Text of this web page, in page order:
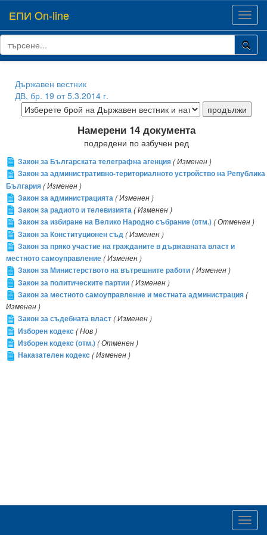
ЕПИ On-line
Държавен вестник
ДВ, бр. 19 от 5.3.2014 г.
Намерени 14 документа
подредени по азбучен ред
Закон за Българската телеграфна агенция( Изменен )
Закон за административно-териториалното устройство на Република
България( Изменен )
Закон за администрацията( Изменен )
Закон за радиото и телевизията( Изменен )
Закон за избиране на Велико Народно събрание (отм.)( Отменен )
Закон за Конституционен съд( Изменен )
Закон за пряко участие на гражданите в държавната власт и
местното самоуправление( Изменен )
Закон за Министерството на вътрешните работи( Изменен )
Закон за политическите партии( Изменен )
Закон за местното самоуправление и местната администрация(
Изменен )
Закон за съдебната власт( Изменен )
Изборен кодекс( Нов )
Изборен кодекс (отм.)( Отменен )
Наказателен кодекс( Изменен )